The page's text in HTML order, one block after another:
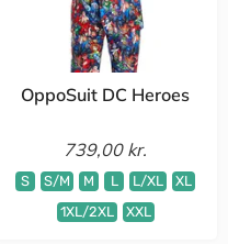
OppoSuit DC Heroes
739,00 kr.
S S/M M L L/XL
XL
1XL/2XL
XXL